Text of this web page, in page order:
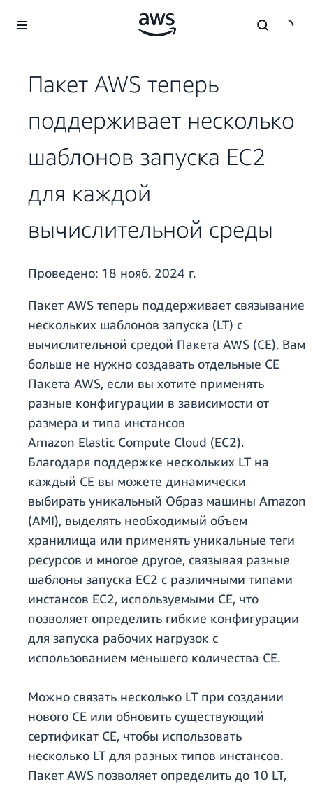
Перейти к главному контенту
Пакет AWS теперь
поддерживает несколько
шаблонов запуска EC2
для каждой
вычислительной среды
Проведено: 18 нояб. 2024 г.
Пакет AWS теперь поддерживает связывание
нескольких шаблонов запуска (LT) с
вычислительной средой Пакета AWS (CE). Вам
больше не нужно создавать отдельные CE
Пакета AWS, если вы хотите применять
разные конфигурации в зависимости от
размера и типа инстансов
Amazon Elastic Compute Cloud (EC2).
Благодаря поддержке нескольких LT на
каждый CE вы можете динамически
выбирать уникальный Образ машины Amazon
(AMI), выделять необходимый объем
хранилища или применять уникальные теги
ресурсов и многое другое, связывая разные
шаблоны запуска EC2 с различными типами
инстансов EC2, используемыми CE, что
позволяет определить гибкие конфигурации
для запуска рабочих нагрузок с
использованием меньшего количества CE.
Можно связать несколько LT при создании
нового CE или обновить существующий
сертификат CE, чтобы использовать
несколько LT для разных типов инстансов.
Пакет AWS позволяет определить до 10 LT,